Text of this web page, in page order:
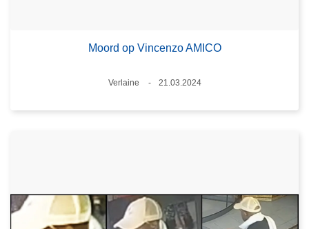
Moord op Vincenzo AMICO
Plaats
Verlaine
21.03.2024